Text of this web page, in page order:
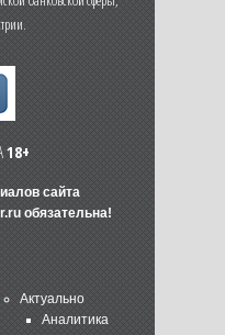
18+
сайта
обязательна!
Актуально
Аналитика